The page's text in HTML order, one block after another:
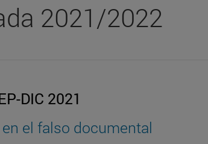
2021/2022
DIC 2021
el falso documental